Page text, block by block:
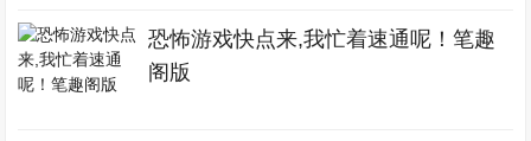
恐怖游戏快点来,我忙着速通呢！笔趣
阁版